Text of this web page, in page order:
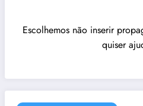
Escolhemos não inserir
quiser